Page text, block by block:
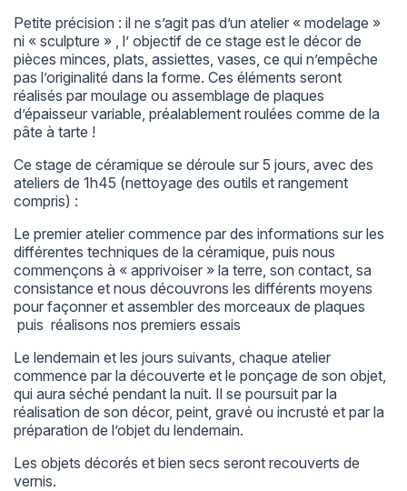
Petite précision : il ne s’agit pas d’un atelier « modelage »
ni « sculpture » , l’ objectif de ce stage est le décor de
pièces minces, plats, assiettes, vases, ce qui n’empêche
pas l’originalité dans la forme. Ces éléments seront
réalisés par moulage ou assemblage de plaques
d’épaisseur variable, préalablement roulées comme de la
pâte à tarte !
Ce stage de céramique se déroule sur 5 jours, avec des
ateliers de 1h45 (nettoyage des outils et rangement
compris) :
Le premier atelier commence par des informations sur les
différentes techniques de la céramique, puis nous
commençons à « apprivoiser » la terre, son contact, sa
consistance et nous découvrons les différents moyens
pour façonner et assembler des morceaux de plaques
puis réalisons nos premiers essais
Le lendemain et les jours suivants, chaque atelier
commence par la découverte et le ponçage de son objet,
qui aura séché pendant la nuit. Il se poursuit par la
réalisation de son décor, peint, gravé ou incrusté et par la
préparation de l’objet du lendemain.
Les objets décorés et bien secs seront recouverts de
vernis.